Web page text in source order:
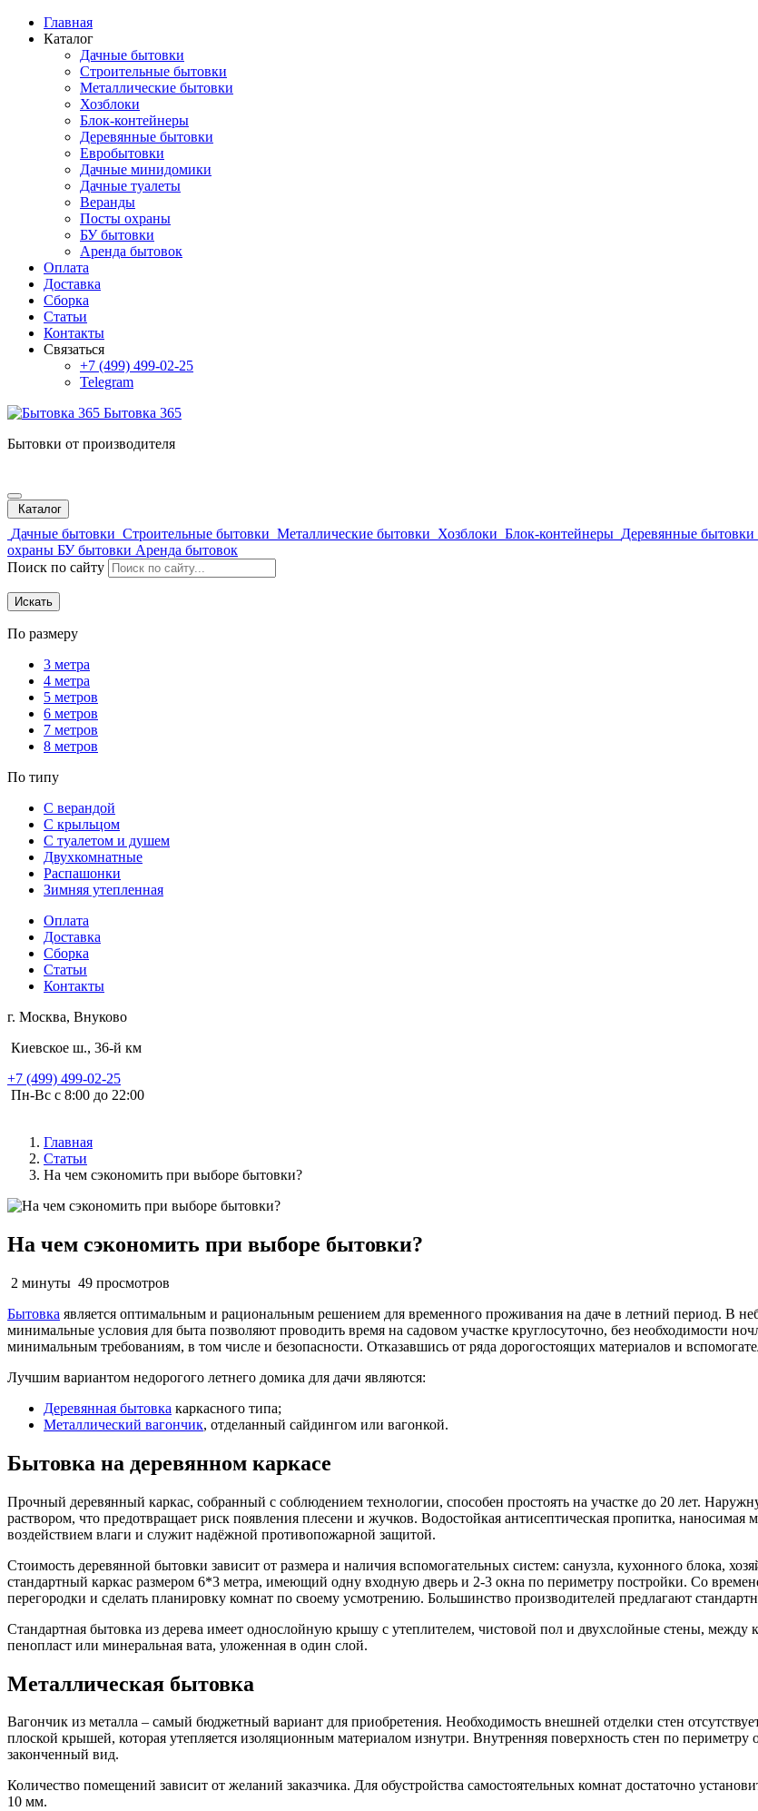
Главная
Каталог
Дачные бытовки
Строительные бытовки
Металлические бытовки
Хозблоки
Блок-контейнеры
Деревянные бытовки
Евробытовки
Дачные минидомики
Дачные туалеты
Веранды
Посты охраны
БУ бытовки
Аренда бытовок
Оплата
Доставка
Сборка
Статьи
Контакты
Связаться
+7 (499) 499-02-25
Telegram
Бытовка 365
Бытовки от производителя
Каталог
Дачные бытовки Строительные бытовки Металлические бытовки Хозблоки Блок-контейнеры Деревянные бытовки
охраны БУ бытовки Аренда бытовок
Поиск по сайту
Искать
По размеру
3 метра
4 метра
5 метров
6 метров
7 метров
8 метров
По типу
С верандой
С крыльцом
С туалетом и душем
Двухкомнатные
Распашонки
Зимняя утепленная
Оплата
Доставка
Сборка
Статьи
Контакты
г. Москва, Внуково
Киевское ш., 36-й км
+7 (499) 499-02-25
Пн-Вс с 8:00 до 22:00
Главная
Статьи
На чем сэкономить при выборе бытовки?
На чем сэкономить при выборе бытовки?
2 минуты 49 просмотров
Бытовка является оптимальным и рациональным решением для временного проживания на даче в летний период. В
минимальные условия для быта позволяют проводить время на садовом участке круглосуточно, без необходимости
минимальным требованиям, в том числе и безопасности. Отказавшись от ряда дорогостоящих материалов и
Лучшим вариантом недорогого летнего домика для дачи являются:
Деревянная бытовка каркасного типа;
Металлический вагончик, отделанный сайдингом или вагонкой.
Бытовка на деревянном каркасе
Прочный деревянный каркас, собранный с соблюдением технологии, способен простоять на участке до 20 лет.
раствором, что предотвращает риск появления плесени и жучков. Водостойкая антисептическая пропитка,
воздействием влаги и служит надёжной противопожарной защитой.
Стоимость деревянной бытовки зависит от размера и наличия вспомогательных систем: санузла, кухонного блока,
стандартный каркас размером 6*3 метра, имеющий одну входную дверь и 2-3 окна по периметру постройки. Со
перегородки и сделать планировку комнат по своему усмотрению. Большинство производителей предлагают
Стандартная бытовка из дерева имеет однослойную крышу с утеплителем, чистовой пол и двухслойные стены,
пенопласт или минеральная вата, уложенная в один слой.
Металлическая бытовка
Вагончик из металла – самый бюджетный вариант для приобретения. Необходимость внешней отделки стен
плоской крышей, которая утепляется изоляционным материалом изнутри. Внутренняя поверхность стен по
законченный вид.
Количество помещений зависит от желаний заказчика. Для обустройства самостоятельных комнат достаточно
10 мм.